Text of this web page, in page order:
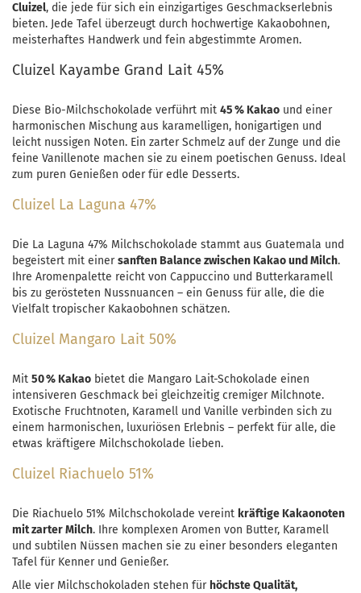
Cluizel, die jede für sich ein einzigartiges Geschmackserlebnis
bieten. Jede Tafel überzeugt durch hochwertige Kakaobohnen,
meisterhaftes Handwerk und fein abgestimmte Aromen.
Cluizel Kayambe Grand Lait 45%
Diese Bio-Milchschokolade verführt mit 45 % Kakao und einer
harmonischen Mischung aus karamelligen, honigartigen und
leicht nussigen Noten. Ein zarter Schmelz auf der Zunge und die
feine Vanillenote machen sie zu einem poetischen Genuss. Ideal
zum puren Genießen oder für edle Desserts.
Cluizel La Laguna 47%
Die La Laguna 47% Milchschokolade stammt aus Guatemala und
begeistert mit einersanften Balance zwischen Kakao und Milch.
Ihre Aromenpalette reicht von Cappuccino und Butterkaramell
bis zu gerösteten Nussnuancen – ein Genuss für alle, die die
Vielfalt tropischer Kakaobohnen schätzen.
Cluizel Mangaro Lait 50%
Mit 50 % Kakao bietet die Mangaro Lait-Schokolade einen
intensiveren Geschmack bei gleichzeitig cremiger Milchnote.
Exotische Fruchtnoten, Karamell und Vanille verbinden sich zu
einem harmonischen, luxuriösen Erlebnis – perfekt für alle, die
etwas kräftigere Milchschokolade lieben.
Cluizel Riachuelo 51%
Die Riachuelo 51% Milchschokolade vereint kräftige Kakaonoten
mit zarter Milch. Ihre komplexen Aromen von Butter, Karamell
und subtilen Nüssen machen sie zu einer besonders eleganten
Tafel für Kenner und Genießer.
Alle vier Milchschokoladen stehen für höchste Qualität,